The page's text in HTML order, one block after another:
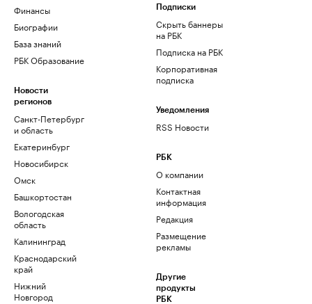
Финансы
Биографии
База знаний
РБК Образование
Новости
регионов
Санкт-Петербург
и область
Екатеринбург
Новосибирск
Омск
Башкортостан
Вологодская
область
Калининград
Краснодарский
край
Нижний
Новгород
Подписки
Скрыть баннеры
на РБК
Подписка на РБК
Корпоративная
подписка
Уведомления
RSS Новости
РБК
О компании
Контактная
информация
Редакция
Размещение
рекламы
Другие
продукты
РБК